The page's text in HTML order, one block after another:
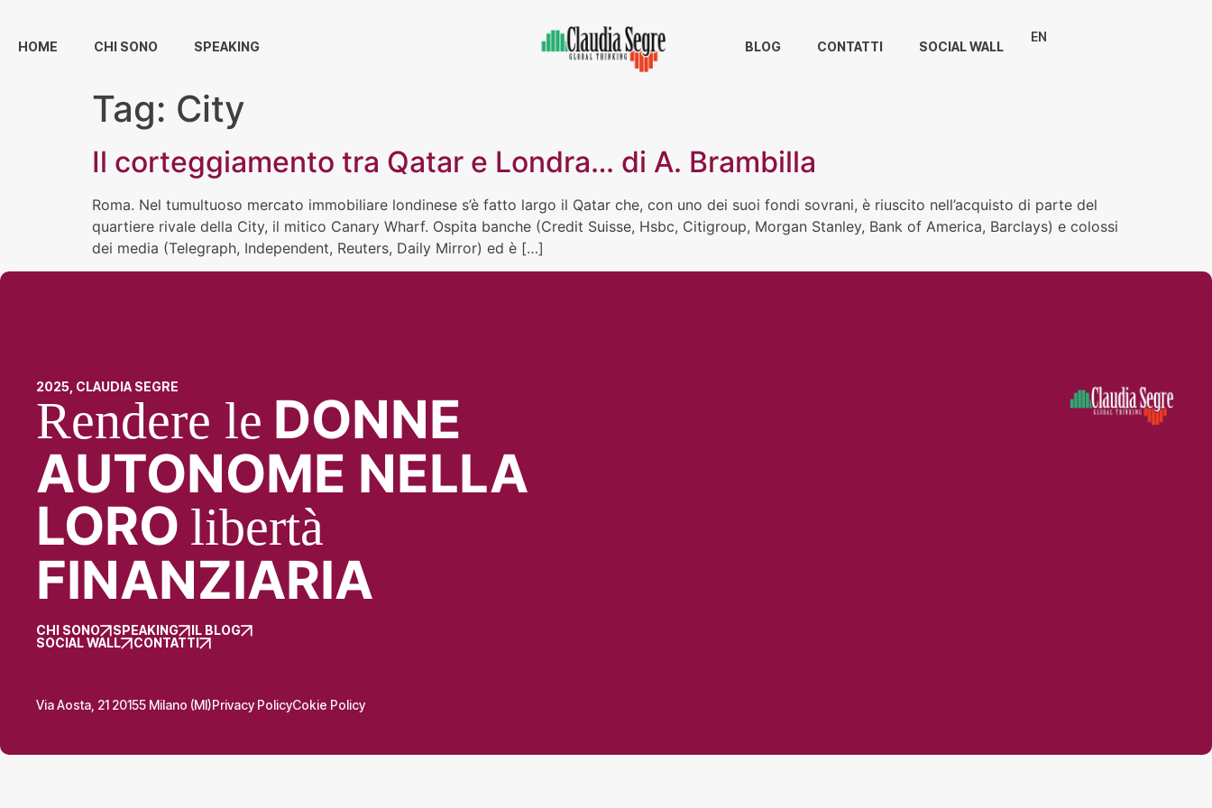
HOME CHI SONO SPEAKING BLOG CONTATTI SOCIAL WALL
EN
Tag: City
Il corteggiamento tra Qatar e Londra… di A. Brambilla
Roma. Nel tumultuoso mercato immobiliare londinese s’è fatto largo il Qatar che, con uno dei suoi fondi sovrani, è riuscito nell’acquisto di parte del
quartiere rivale della City, il mitico Canary Wharf. Ospita banche (Credit Suisse, Hsbc, Citigroup, Morgan Stanley, Bank of America, Barclays) e colossi
dei media (Telegraph, Independent, Reuters, Daily Mirror) ed è […]
2025, CLAUDIA SEGRE
Rendere le DONNE
AUTONOME NELLA
LORO libertà
FINANZIARIA
CHI SONO SPEAKING
IL BLOG
SOCIAL WALL
CONTATTI
Via Aosta, 21 20155 Milano (MI)Privacy PolicyCokie Policy